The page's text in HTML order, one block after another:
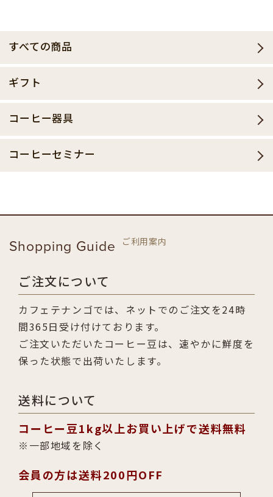
すべての商品
ギフト
コーヒー器具
コーヒーセミナー
Shopping Guide ご利用案内
ご注文について
カフェテナンゴでは、ネットでのご注文を24時
間365日受け付けております。
ご注文いただいたコーヒー豆は、速やかに鮮度を
保った状態で出荷いたします。
送料について
コーヒー豆1kg以上お買い上げで送料無料
一部地域を除く
会員の方は送料200円OFF